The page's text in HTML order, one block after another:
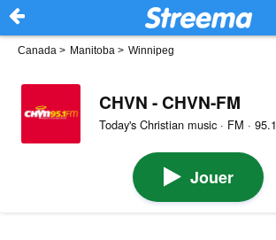
Canada > Manitoba > Winnipeg
CHVN - CHVN-FM
Today's Christian music · FM · 95.1
Jouer